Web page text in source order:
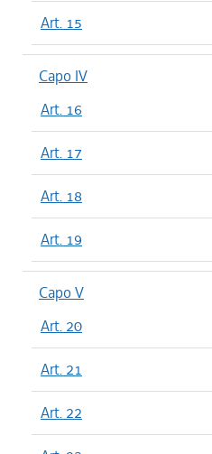
Art. 15
Capo IV
Art. 16
Art. 17
Art. 18
Art. 19
Capo V
Art. 20
Art. 21
Art. 22